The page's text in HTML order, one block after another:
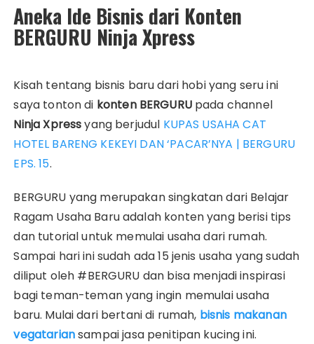
Aneka Ide Bisnis dari Konten
BERGURU Ninja Xpress
Kisah tentang bisnis baru dari hobi yang seru ini
saya tonton di konten BERGURU pada channel
Ninja Xpressyang berjudul KUPAS USAHA CAT
HOTEL BARENG KEKEYI DAN ‘PACAR’NYA | BERGURU
EPS. 15.
BERGURU yang merupakan singkatan dari Belajar
Ragam Usaha Baru adalah konten yang berisi tips
dan tutorial untuk memulai usaha dari rumah.
Sampai hari ini sudah ada 15 jenis usaha yang sudah
diliput oleh #BERGURU dan bisa menjadi inspirasi
bagi teman-teman yang ingin memulai usaha
baru. Mulai dari bertani di rumah, bisnis makanan
vegatariansampai jasa penitipan kucing ini.